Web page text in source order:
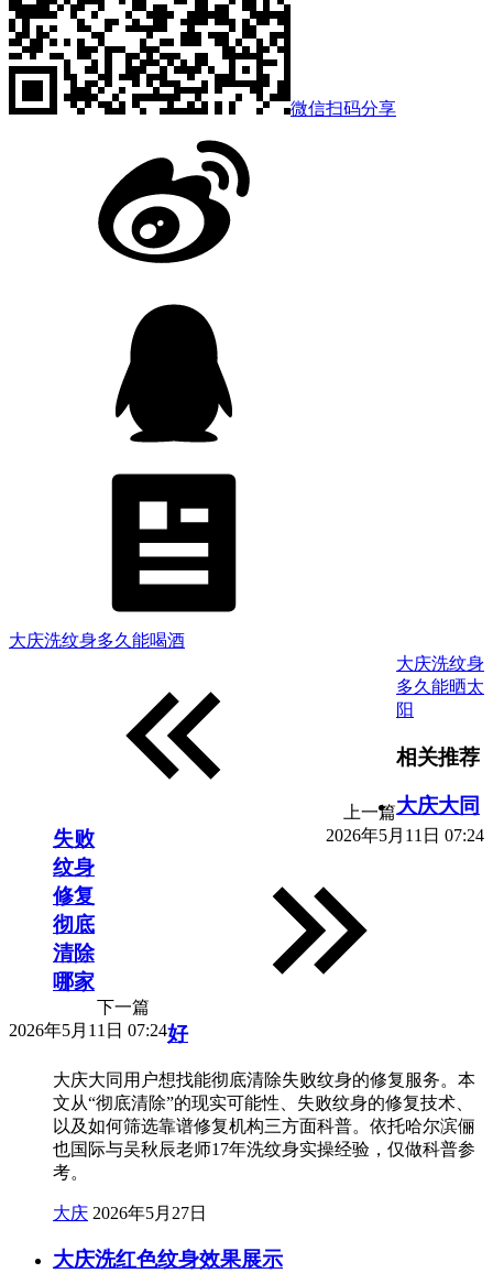
微信扫码分享
大庆洗纹身多久能喝酒
上一篇
2026年5月11日 07:24
大庆洗纹身
多久能晒太
阳
下一篇
2026年5月11日 07:24
相关推荐
大庆大同
失败
纹身
修复
彻底
清除
哪家
好
大庆大同用户想找能彻底清除失败纹身的修复服务。本
文从“彻底清除”的现实可能性、失败纹身的修复技术、
以及如何筛选靠谱修复机构三方面科普。依托哈尔滨俪
也国际与吴秋辰老师17年洗纹身实操经验，仅做科普参
考。
大庆 2026年5月27日
大庆洗红色纹身效果展示